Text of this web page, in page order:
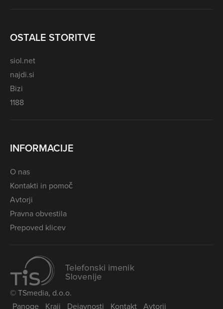
OSTALE STORITVE
siol.net
najdi.si
Bizi
1188
INFORMACIJE
O nas
Kontakti in pomoč
Avtorji
Pravna obvestila
Prepoved klicev
© TSmedia, d.o.o.
Panoge
Kraji Dejavnosti Kontakt Avtorji